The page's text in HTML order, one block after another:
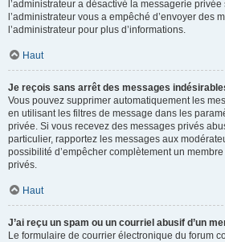
l’administrateur a désactivé la messagerie
l’administrateur vous a empêché d’envoyer des
l’administrateur pour plus d’informations.
Haut
Je reçois sans arrêt des messages
Vous pouvez supprimer automatiquement les
en utilisant les filtres de message dans les
privée. Si vous recevez des messages privés
particulier, rapportez les messages aux
possibilité d’empêcher complètement un
privés.
Haut
J’ai reçu un spam ou un courriel abusif d’un
Le formulaire de courrier électronique du forum